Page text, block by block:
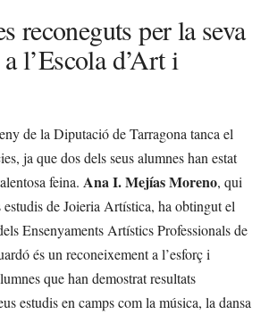
reconeguts per la seva
l’Escola d’Art i
de la Diputació de Tarragona tanca el
ja que dos dels seus alumnes han estat
feina. Ana I. Mejías Moreno, qui
estudis de Joieria Artística, ha obtingut el
Ensenyaments Artístics Professionals de
és un reconeixement a l’esforç i
que han demostrat resultats
estudis en camps com la música, la dansa